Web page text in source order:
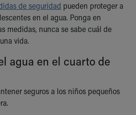
Safety
de seguridad pueden proteger a
en el agua. Ponga en
medidas, nunca se sabe cuál de
vida.
agua en el cuarto de
seguros a los niños pequeños